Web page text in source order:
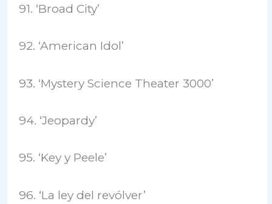
91. ‘Broad City’
92. ‘American Idol’
93. ‘Mystery Science Theater 3000’
94. ‘Jeopardy’
95. ‘Key y Peele’
96. ‘La ley del revólver’